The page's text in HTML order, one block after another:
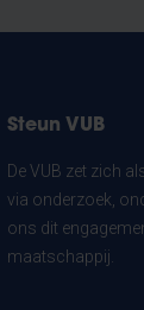
Steun VUB
De VUB zet zich
via onderzoek,
ons dit
maatschappij.